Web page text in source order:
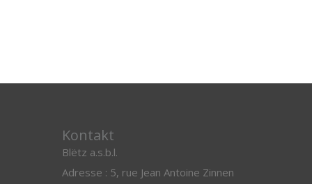
Kontakt
Blëtz a.s.b.l.
Adresse : 5, rue Jean Antoine Zinnen